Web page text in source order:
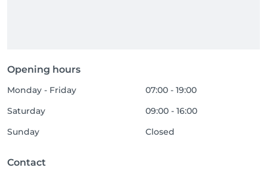
Opening hours
Monday - Friday
07:00 - 19:00
Saturday
09:00 - 16:00
Sunday
Closed
Contact